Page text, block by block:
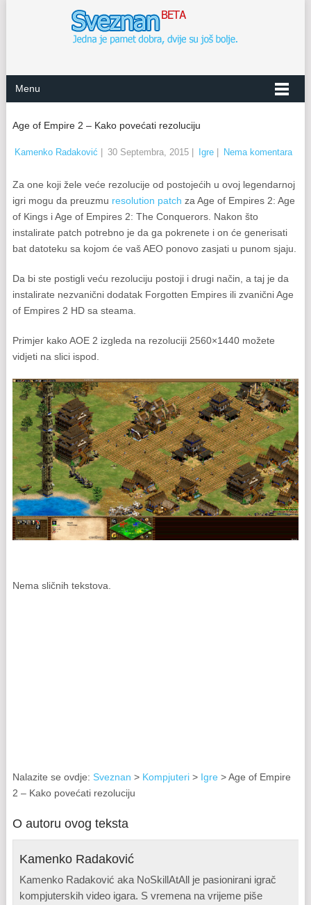
Menu
Age of Empire 2 – Kako povećati rezoluciju
Kamenko Radaković 30 Septembra, 2015| Igre| Nema komentara
Za one koji žele veće rezolucije od postojećih u ovoj legendarnoj
igri mogu da preuzmu resolution patch za Age of Empires 2: Age
of Kings i Age of Empires 2: The Conquerors. Nakon što
instalirate patch potrebno je da ga pokrenete i on će generisati
bat datoteku sa kojom će vaš AEO ponovo zasjati u punom sjaju.
Da bi ste postigli veću rezoluciju postoji i drugi način, a taj je da
instalirate nezvanični dodatak Forgotten Empires ili zvanični Age
of Empires 2 HD sa steama.
Primjer kako AOE 2 izgleda na rezoluciji 2560×1440 možete
vidjeti na slici ispod.
Nema sličnih tekstova.
Nalazite se ovdje: Sveznan > Kompjuteri> Igre> Age of Empire
2 – Kako povećati rezoluciju
O autoru ovog teksta
Kamenko Radaković
Kamenko Radaković aka NoSkillAtAll je pasionirani igrač
kompjuterskih video igara. S vremena na vrijeme piše